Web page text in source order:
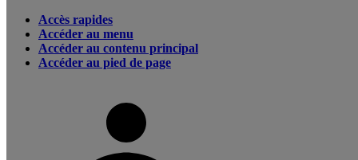
Accès rapides
Accéder au menu
Accéder au contenu principal
Accéder au pied de page